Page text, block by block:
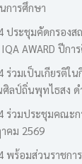
การศึกษา
ประชุมคัดกรองส
AWARD ปีกา
ร่วมเป็นเกียรติใ
ลป์ถิ่นพุทไธสง ด
ร่วมประชุมคณะก
คม 2569
พร้อมส่วนราชกา